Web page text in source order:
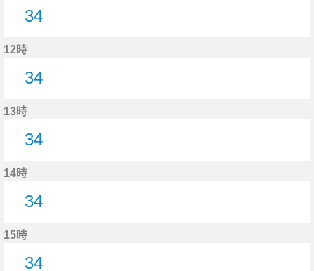
34
12時
34
13時
34
14時
34
15時
34